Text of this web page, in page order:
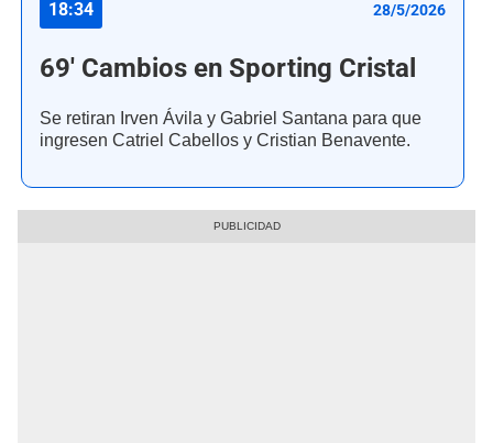
18:34 28/5/2026
69' Cambios en Sporting Cristal
Se retiran Irven Ávila y Gabriel Santana para que
ingresen Catriel Cabellos y Cristian Benavente.